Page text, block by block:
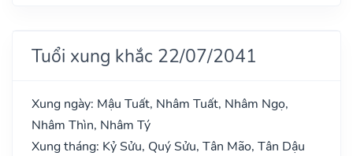
Tuổi xung khắc 22/07/2041
Xung ngày: Mậu Tuất, Nhâm Tuất, Nhâm Ngọ,
Nhâm Thìn, Nhâm Tý
Xung tháng: Kỷ Sửu, Quý Sửu, Tân Mão, Tân Dậu